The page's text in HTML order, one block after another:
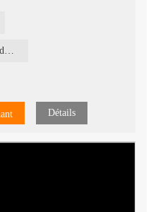
machine à confettis ou un
confettis en papier en forme de coeur
Détails